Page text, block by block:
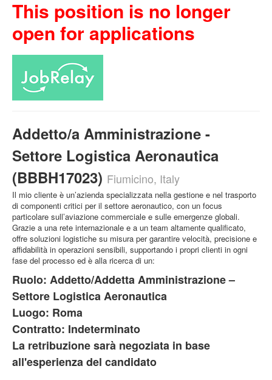
This position is no longer
open for applications
Addetto/a Amministrazione -
Settore Logistica Aeronautica
(BBBH17023) Fiumicino, Italy
Il mio cliente è un’azienda specializzata nella gestione e nel trasporto
di componenti critici per il settore aeronautico, con un focus
particolare sull’aviazione commerciale e sulle emergenze globali.
Grazie a una rete internazionale e a un team altamente qualificato,
offre soluzioni logistiche su misura per garantire velocità, precisione e
affidabilità in operazioni sensibili, supportando i propri clienti in ogni
fase del processo ed è alla ricerca di un:
Ruolo: Addetto/Addetta Amministrazione –
Settore Logistica Aeronautica
Luogo: Roma
Contratto: Indeterminato
La retribuzione sarà negoziata in base
all'esperienza del candidato